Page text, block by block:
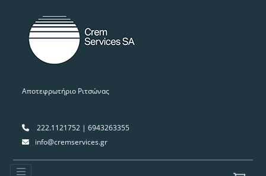
Αποτεφρωτήριο Ριτσώνας
222.1121752 | 6943263355
info@cremservices.gr